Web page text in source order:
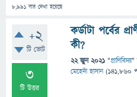
8,991 বার দেখা হয়েছে
+2
টি ভোট
3
টি উত্তর
কর্ডাটা পর্বের
কী?
22 জুন 2021 "প্রাণিবিদ্যা"
মেহেদী হাসান (141,860